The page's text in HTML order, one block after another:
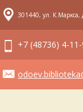
301440, ул. К.Маркса,
+7 (48736) 4-